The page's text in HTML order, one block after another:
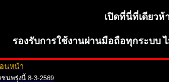
เปิดที่นี่ที่เดียวห้
รองรับการใช้งานผ่านมือถือทุกระบบ
นหน้า
นพรุ่งนี้ 8-3-2569